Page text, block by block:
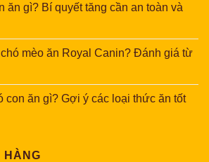
ăn gì? Bí quyết tăng cần an toàn và
mèo ăn Royal Canin? Đánh giá từ
con ăn gì? Gợi ý các loại thức ăn tốt
HÀNG